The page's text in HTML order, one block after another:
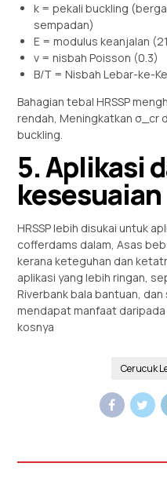
k = pekali buckling
sempadan)
E = modulus keanjalan
ν = nisbah Poisson (0.3)
B/T = Nisbah Lebar-ke-
Bahagian tebal HRSSP
rendah, Meningkatkan σ_cr
buckling.
5. Aplikasi
kesesuaian
HRSSP lebih disukai untuk
cofferdams dalam, Asas
kerana keteguhan dan
aplikasi yang lebih ringan,
Riverbank bala bantuan,
mendapat manfaat
kosnya
Cerucuk